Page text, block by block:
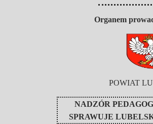
Organem
POWIAT
NADZÓR
SPRAWUJE